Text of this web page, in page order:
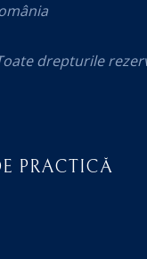
drepturile
PRACTICĂ